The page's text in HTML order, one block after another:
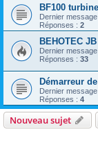
BF100 turbine
Dernier
Réponses : 2
BEHOTEC
Dernier
Réponses : 33
Démarreur
Dernier
Réponses : 4
Nouveau sujet